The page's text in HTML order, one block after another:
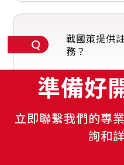
務？
準備好
立即聯繫我們的專
詢和